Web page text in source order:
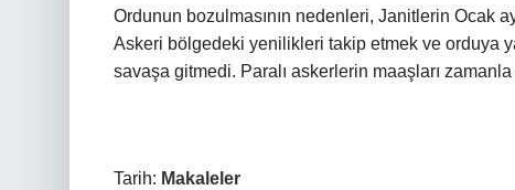
Ordunun bozulmasının nedenleri, Janitlerin Ocak
Askeri bölgedeki yenilikleri takip etmek ve orduya
savaşa gitmedi. Paralı askerlerin maaşları
Tarih: Makaleler